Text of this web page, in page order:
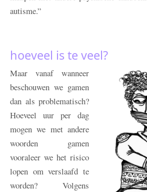
autisme.”
hoeveel is te veel?
Maar vanaf wanneer
beschouwen we gamen
dan als problematisch?
Hoeveel uur per dag
mogen we met andere
woorden gamen
vooraleer we het risico
lopen om verslaafd te
worden? Volgens